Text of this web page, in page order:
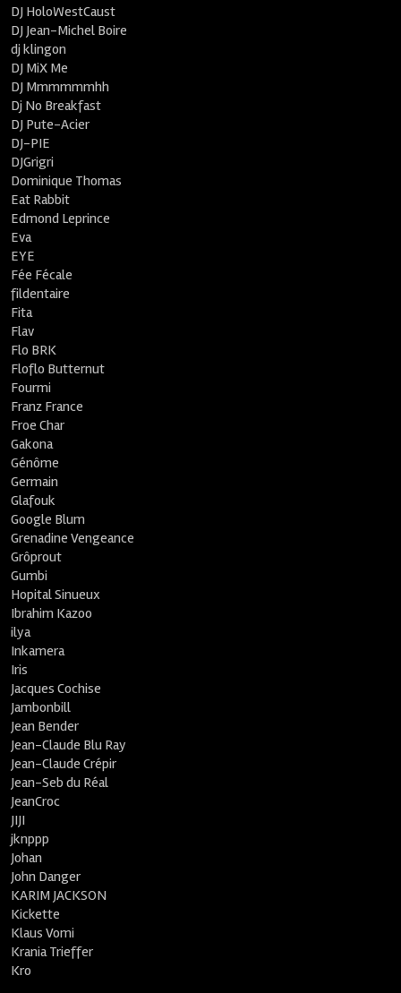
DJ HoloWestCaust
DJ Jean-Michel Boire
dj klingon
DJ MiX Me
DJ Mmmmmmhh
Dj No Breakfast
DJ Pute-Acier
DJ-PIE
DJGrigri
Dominique Thomas
Eat Rabbit
Edmond Leprince
Eva
EYE
Fée Fécale
fildentaire
Fita
Flav
Flo BRK
Floflo Butternut
Fourmi
Franz France
Froe Char
Gakona
Génôme
Germain
Glafouk
Google Blum
Grenadine Vengeance
Grôprout
Gumbi
Hopital Sinueux
Ibrahim Kazoo
ilya
Inkamera
Iris
Jacques Cochise
Jambonbill
Jean Bender
Jean-Claude Blu Ray
Jean-Claude Crépir
Jean-Seb du Réal
JeanCroc
JIJI
jknppp
Johan
John Danger
KARIM JACKSON
Kickette
Klaus Vomi
Krania Trieffer
Kro